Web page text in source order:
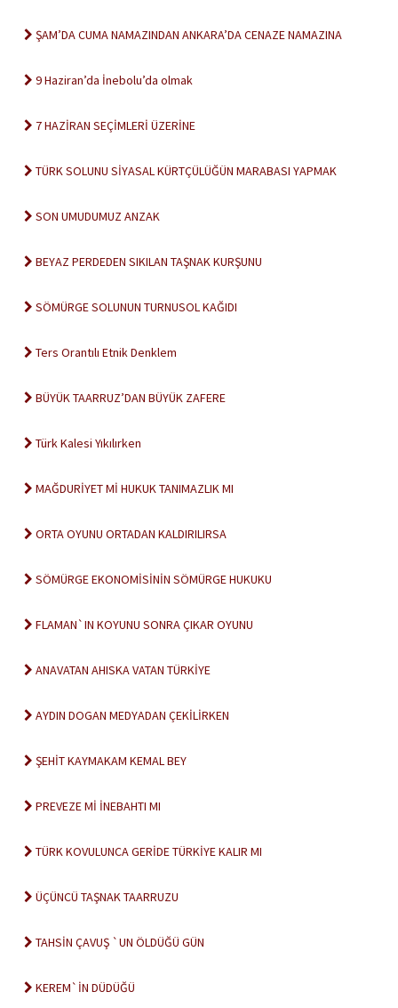
ŞAM’DA CUMA NAMAZINDAN ANKARA’DA CENAZE NAMAZINA
9 Haziran’da İnebolu’da olmak
7 HAZİRAN SEÇİMLERİ ÜZERİNE
TÜRK SOLUNU SİYASAL KÜRTÇÜLÜĞÜN MARABASI YAPMAK
SON UMUDUMUZ ANZAK
BEYAZ PERDEDEN SIKILAN TAŞNAK KURŞUNU
SÖMÜRGE SOLUNUN TURNUSOL KAĞIDI
Ters Orantılı Etnik Denklem
BÜYÜK TAARRUZ’DAN BÜYÜK ZAFERE
Türk Kalesi Yıkılırken
MAĞDURİYET Mİ HUKUK TANIMAZLIK MI
ORTA OYUNU ORTADAN KALDIRILIRSA
SÖMÜRGE EKONOMİSİNİN SÖMÜRGE HUKUKU
FLAMAN`IN KOYUNU SONRA ÇIKAR OYUNU
ANAVATAN AHISKA VATAN TÜRKİYE
AYDIN DOGAN MEDYADAN ÇEKİLİRKEN
ŞEHİT KAYMAKAM KEMAL BEY
PREVEZE Mİ İNEBAHTI MI
TÜRK KOVULUNCA GERİDE TÜRKİYE KALIR MI
ÜÇÜNCÜ TAŞNAK TAARRUZU
TAHSİN ÇAVUŞ `UN ÖLDÜĞÜ GÜN
KEREM`İN DÜDÜĞÜ